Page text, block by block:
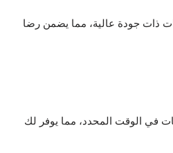
ذات جودة عالية، مما يضمن رضا
في الوقت المحدد، مما يوفر لك